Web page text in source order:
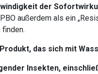
der
außerdem als ein
das sich mit
Insekten,